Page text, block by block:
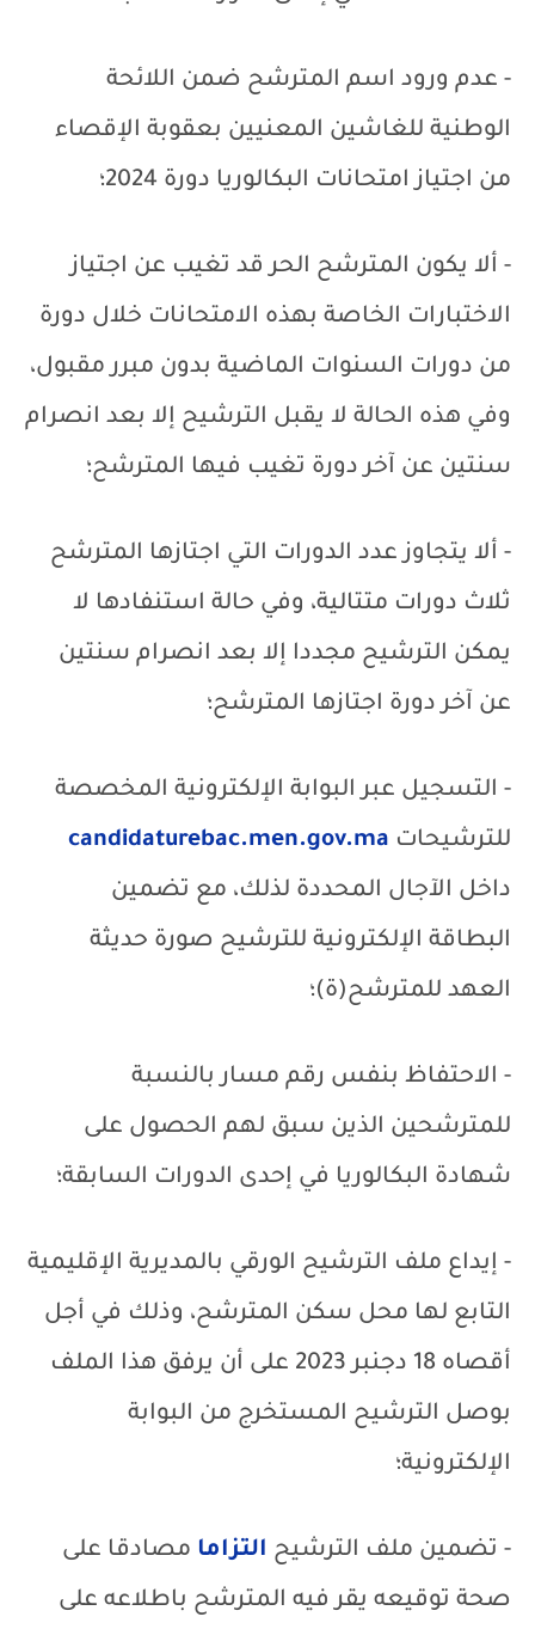
- عدم ورود اسم المترشح ضمن اللائحة
الوطنية للغاشين المعنيين بعقوبة الإقصاء
من اجتياز امتحانات البكالوريا دورة 2024؛
- ألا يكون المترشح الحر قد تغيب عن اجتياز
الاختبارات الخاصة بهذه الامتحانات خلال دورة
من دورات السنوات الماضية بدون مبرر مقبول،
وفي هذه الحالة لا يقبل الترشيح إلا بعد انصرام
سنتين عن آخر دورة تغيب فيها المترشح؛
- ألا يتجاوز عدد الدورات التي اجتازها المترشح
ثلاث دورات متتالية، وفي حالة استنفادها لا
يمكن الترشيح مجددا إلا بعد انصرام سنتين
عن آخر دورة اجتازها المترشح؛
- التسجيل عبر البوابة الإلكترونية المخصصة
للترشيحات candidaturebac.men.gov.ma
داخل الآجال المحددة لذلك، مع تضمين
البطاقة الإلكترونية للترشيح صورة حديثة
العهد للمترشح(ة)؛
- الاحتفاظ بنفس رقم مسار بالنسبة
للمترشحين الذين سبق لهم الحصول على
شهادة البكالوريا في إحدى الدورات السابقة؛
- إيداع ملف الترشيح الورقي بالمديرية الإقليمية
التابع لها محل سكن المترشح، وذلك في أجل
أقصاه 18 دجنبر 2023 على أن يرفق هذا الملف
بوصل الترشيح المستخرج من البوابة
الإلكترونية؛
- تضمين ملف الترشيح التزاما مصادقا على
صحة توقيعه يقر فيه المترشح باطلاعه على